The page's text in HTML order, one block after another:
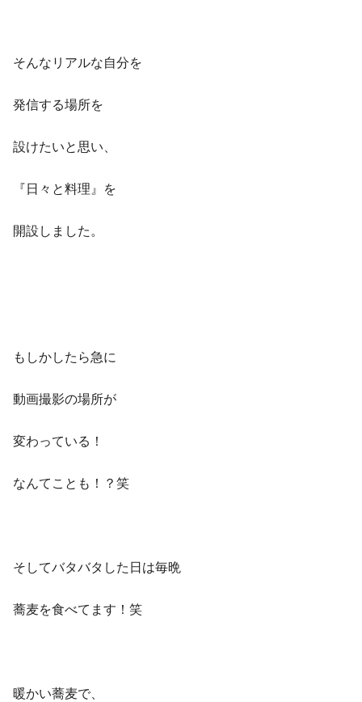
そんな リアルな自分を
発信する場所を
設けたいと思い、
『日々と料理』を
開設しました。
もしかしたら急に
動画撮影の場所が
変わっている！
なんてことも！？笑
そしてバタバタした日は毎晩
蕎麦を食べてます！笑
暖かい蕎麦で、